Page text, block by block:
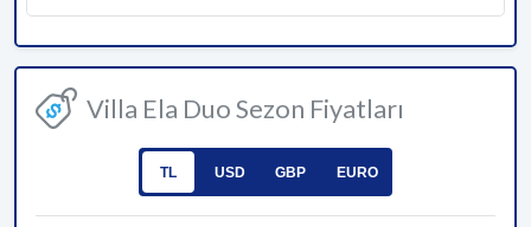
Villa Ela Duo Sezon Fiyatları
TL USD GBP EURO